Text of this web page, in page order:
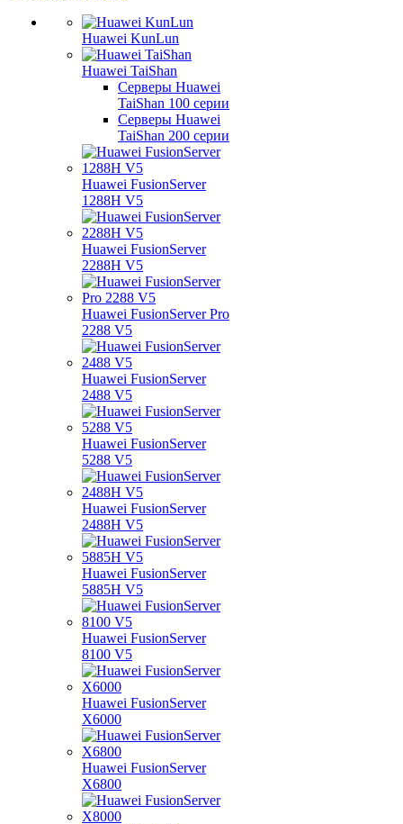
Huawei KunLun
Huawei TaiShan
Серверы Huawei
TaiShan 100 серии
Серверы Huawei
TaiShan 200 серии
Huawei FusionServer
1288H V5
Huawei FusionServer
2288H V5
Huawei FusionServer Pro
2288 V5
Huawei FusionServer
2488 V5
Huawei FusionServer
5288 V5
Huawei FusionServer
2488H V5
Huawei FusionServer
5885H V5
Huawei FusionServer
8100 V5
Huawei FusionServer
X6000
Huawei FusionServer
X6800